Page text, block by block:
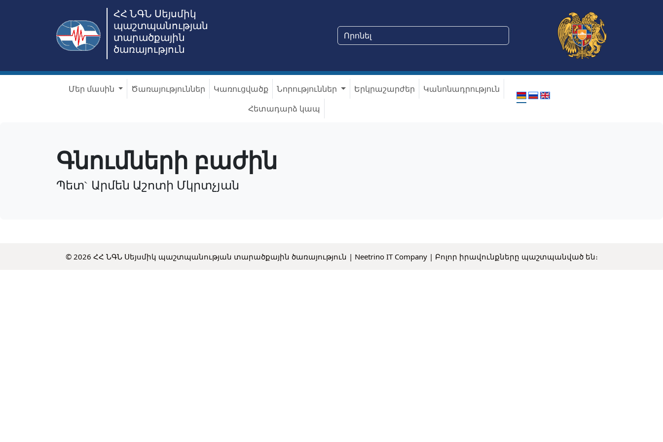
ՀՀ ՆԳՆ Սեյսմիկ
պաշտպանության
տարածքային
ծառայություն
Մեր մասին Ծառայություններ Կառուցվածք Նորություններ Երկրաշարժեր
Կանոնադրություն
Հետադարձ կապ
Գնումների բաժին
Պետ` Արմեն Աշոտի Մկրտչյան
© 2026 ՀՀ ՆԳՆ Սեյսմիկ պաշտպանության տարածքային ծառայություն | Neetrino IT Company| Բոլոր իրավունքները պաշտպանված են։